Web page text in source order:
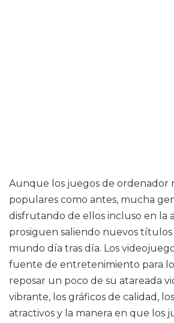
Aunque los juegos de ordenador
populares como antes, mucha
disfrutando de ellos incluso en la
prosiguen saliendo nuevos títulos
mundo día tras día. Los
fuente de entretenimiento para
reposar un poco de su atareada
vibrante, los gráficos de calidad,
atractivos y la manera en que los